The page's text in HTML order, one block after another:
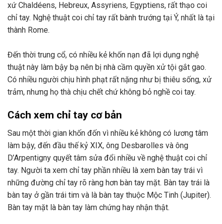
xứ Chaldéens, Hebreux, Assyriens, Egyptiens, rất thạo coi
chỉ tay. Nghệ thuật coi chỉ tay rất bành trướng tại Ý, nhất là tại
thành Rome.
Đến thời trung cổ, có nhiều kẻ khốn nạn đã lợi dụng nghệ
thuật này làm bậy bạ nên bị nhà cầm quyền xử tội gắt gao.
Có nhiều người chịu hình phạt rất nặng như bị thiêu sống, xử
trảm, nhưng họ thà chịu chết chứ không bỏ nghề coi tay.
Cách xem chỉ tay cơ bản
Sau một thời gian khốn đốn vì nhiều kẻ không có lương tâm
làm bậy, đến đầu thế kỷ XIX, ông Desbarolles và ông
D’Arpentigny quyết tâm sửa đổi nhiều về nghệ thuật coi chỉ
tay. Người ta xem chỉ tay phần nhiều là xem bàn tay trái vì
những đường chỉ tay rõ ràng hơn bàn tay mặt. Bàn tay trái là
bàn tay ở gần trái tim và là bàn tay thuộc Mộc Tinh (Jupiter).
Bàn tay mặt là bàn tay làm chứng hay nhận thật.